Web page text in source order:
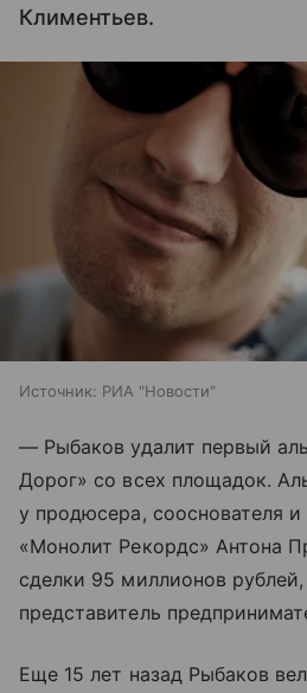
Климентьев.
Источник: РИА "Новости"
— Рыбаков удалит первый
Дорог» со всех площадок.
у продюсера, сооснователя и
«Монолит Рекордс» Антона
сделки 95 миллионов
представитель
Еще 15 лет назад Рыбаков